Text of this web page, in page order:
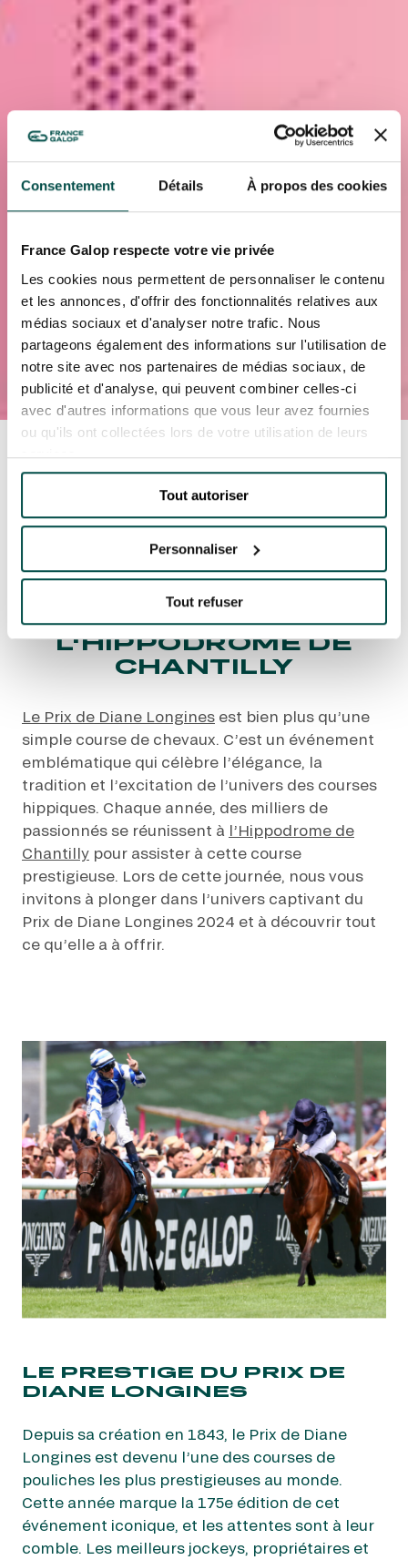
Consentement Détails À propos des cookies
France Galop respecte votre vie privée
Les cookies nous permettent de personnaliser le contenu
et les annonces, d'offrir des fonctionnalités relatives aux
médias sociaux et d'analyser notre trafic. Nous
partageons également des informations sur l'utilisation de
notre site avec nos partenaires de médias sociaux, de
publicité et d'analyse, qui peuvent combiner celles-ci
avec d'autres informations que vous leur avez fournies
ou qu'ils ont collectées lors de votre utilisation de leurs
services.
Tout autoriser
Personnaliser
Tout refuser
Accueil Toutes les actualités
univers-
hippique
Découvrez l'Élégance et l'Excitation
du Prix de Diane Longines 2024 à l'Hippodrome
de Chantilly
DÉCOUVREZ
L'ÉLÉGANCE ET
L'EXCITATION DU PRIX
DE DIANE LONGINES
2024 À
L'HIPPODROME DE
CHANTILLY
Le Prix de Diane Longines est bien plus qu’une
simple course de chevaux. C’est un événement
emblématique qui célèbre l’élégance, la
tradition et l’excitation de l’univers des courses
hippiques. Chaque année, des milliers de
passionnés se réunissent à l’Hippodrome de
Chantilly pour assister à cette course
prestigieuse. Lors de cette journée, nous vous
invitons à plonger dans l’univers captivant du
Prix de Diane Longines 2024 et à découvrir tout
ce qu’elle a à offrir.
LE PRESTIGE DU PRIX DE
DIANE LONGINES
Depuis sa création en 1843, le Prix de Diane
Longines est devenu l’une des courses de
pouliches les plus prestigieuses au monde.
Cette année marque la 175e édition de cet
événement iconique, et les attentes sont à leur
comble. Les meilleurs jockeys, propriétaires et